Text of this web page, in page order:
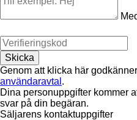
Genom att klicka här
användaravtal .
Dina personuppgifter kommer
svar på din begäran.
Säljarens kontaktuppgifter